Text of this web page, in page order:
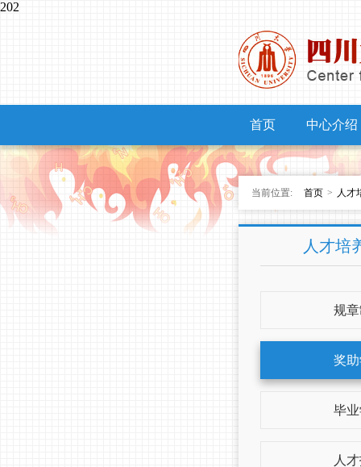
202
首页 中心介绍
当前位置: 首页 > 人才
人才培
规
奖
毕
人